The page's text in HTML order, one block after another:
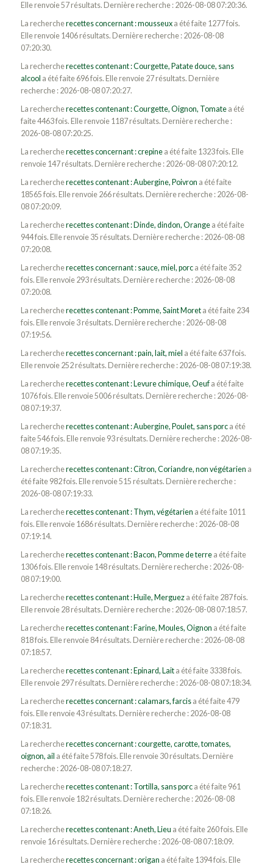
Elle renvoie 57 résultats. Dernière recherche : 2026-08-08 07:20:36.
La rechercherecettes concernant : mousseuxa été faite 1277 fois.
Elle renvoie 1406 résultats. Dernière recherche : 2026-08-08
07:20:30.
La rechercherecettes contenant : Courgette, Patate douce, sans
alcool a été faite 696 fois. Elle renvoie 27 résultats. Dernière
recherche : 2026-08-08 07:20:27.
La rechercherecettes contenant : Courgette, Oignon, Tomatea été
faite 4463 fois. Elle renvoie 1187 résultats. Dernière recherche :
2026-08-08 07:20:25.
La rechercherecettes concernant : crepinea été faite 1323 fois. Elle
renvoie 147 résultats. Dernière recherche : 2026-08-08 07:20:12.
La rechercherecettes contenant : Aubergine, Poivron a été faite
18565 fois. Elle renvoie 266 résultats. Dernière recherche : 2026-08-
08 07:20:09.
La rechercherecettes contenant : Dinde, dindon, Orangea été faite
944 fois. Elle renvoie 35 résultats. Dernière recherche : 2026-08-08
07:20:08.
La rechercherecettes concernant : sauce, miel, porca été faite 352
fois. Elle renvoie 293 résultats. Dernière recherche : 2026-08-08
07:20:08.
La rechercherecettes contenant : Pomme, Saint Moreta été faite 234
fois. Elle renvoie 3 résultats. Dernière recherche : 2026-08-08
07:19:56.
La rechercherecettes concernant : pain, lait, miel a été faite 637 fois.
Elle renvoie 252 résultats. Dernière recherche : 2026-08-08 07:19:38.
La rechercherecettes contenant : Levure chimique, Oeufa été faite
1076 fois. Elle renvoie 5006 résultats. Dernière recherche : 2026-08-
08 07:19:37.
La rechercherecettes contenant : Aubergine, Poulet, sans porca été
faite 546 fois. Elle renvoie 93 résultats. Dernière recherche : 2026-08-
08 07:19:35.
La rechercherecettes contenant : Citron, Coriandre, non végétarien a
été faite 982 fois. Elle renvoie 515 résultats. Dernière recherche :
2026-08-08 07:19:33.
La rechercherecettes contenant : Thym, végétarien a été faite 1011
fois. Elle renvoie 1686 résultats. Dernière recherche : 2026-08-08
07:19:14.
La rechercherecettes contenant : Bacon, Pomme de terrea été faite
1306 fois. Elle renvoie 148 résultats. Dernière recherche : 2026-08-
08 07:19:00.
La rechercherecettes contenant : Huile, Mergueza été faite 287 fois.
Elle renvoie 28 résultats. Dernière recherche : 2026-08-08 07:18:57.
La rechercherecettes contenant : Farine, Moules, Oignon a été faite
818 fois. Elle renvoie 84 résultats. Dernière recherche : 2026-08-08
07:18:57.
La rechercherecettes contenant : Epinard, Laita été faite 3338 fois.
Elle renvoie 297 résultats. Dernière recherche : 2026-08-08 07:18:34.
La rechercherecettes concernant : calamars, farcisa été faite 479
fois. Elle renvoie 43 résultats. Dernière recherche : 2026-08-08
07:18:31.
La rechercherecettes concernant : courgette, carotte, tomates,
oignon, ail a été faite 578 fois. Elle renvoie 30 résultats. Dernière
recherche : 2026-08-08 07:18:27.
La rechercherecettes contenant : Tortilla, sans porca été faite 961
fois. Elle renvoie 182 résultats. Dernière recherche : 2026-08-08
07:18:26.
La rechercherecettes contenant : Aneth, Lieu a été faite 260 fois. Elle
renvoie 16 résultats. Dernière recherche : 2026-08-08 07:18:09.
La rechercherecettes concernant : origan a été faite 1394 fois. Elle